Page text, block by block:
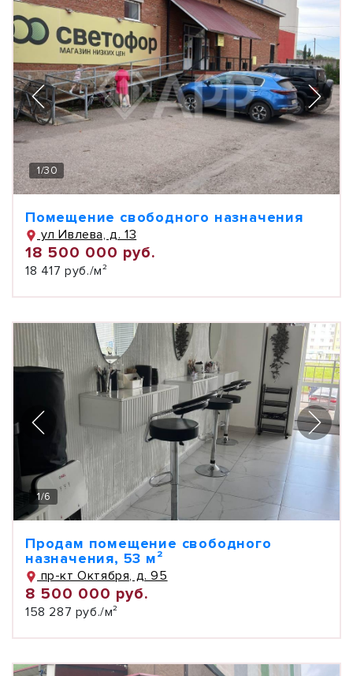
1/30
Помещение свободного назначения
ул Ивлева, д. 13
18 500 000 руб.
18 417 руб./м²
1/6
Продам помещение свободного
назначения, 53 м²
пр-кт Октября, д. 95
8 500 000 руб.
158 287 руб./м²